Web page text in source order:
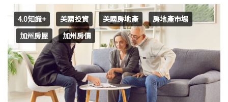
4.0知識+ 美國投資 美國房地產
房地產市場
加州房屋
加州房價